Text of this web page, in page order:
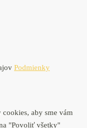
Podmienky
cookies, aby sme vám
"Povoliť všetky"